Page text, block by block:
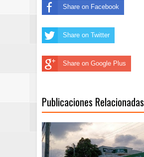
Share on Facebook
Share on Twitter
Share on Google Plus
Publicaciones Relacionadas